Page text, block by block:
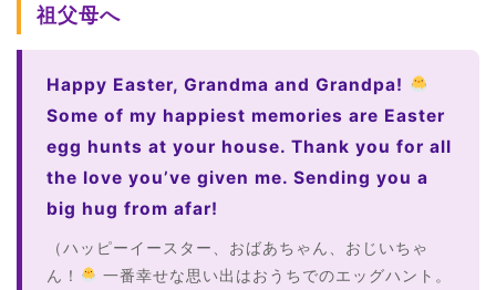
祖父母へ
Happy Easter, Grandma and Grandpa!
Some of my happiest memories are Easter
egg hunts at your house. Thank you for all
the love you’ve given me. Sending you a
big hug from afar!
（ハッピーイースター、おばあちゃん、おじいちゃ
ん！
一番幸せな思い出はおうちでのエッグハント。